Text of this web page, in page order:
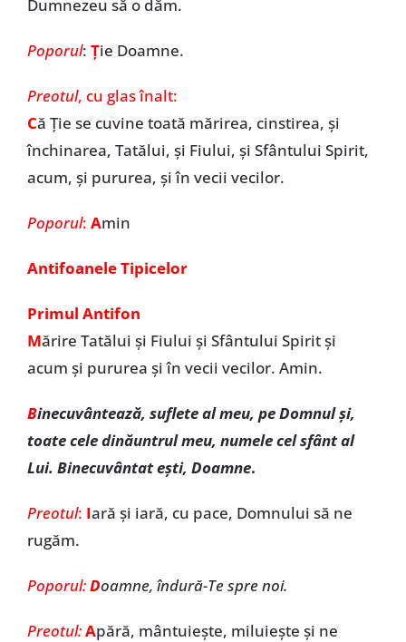
Dumnezeu să o dăm.
Poporul: Ție Doamne.
Preotul, cu glas înalt:
Că Ție se cuvine toată mărirea, cinstirea, și
închinarea, Tatălui, și Fiului, și Sfântului Spirit,
acum, și pururea, și în vecii vecilor.
Poporul: Amin
Antifoanele Tipicelor
Primul Antifon
Mărire Tatălui şi Fiului şi Sfântului Spirit și
acum și pururea și în vecii vecilor. Amin.
Binecuvântează, suflete al meu, pe Domnul şi,
toate cele dinăuntrul meu, numele cel sfânt al
Lui. Binecuvântat eşti, Doamne.
Preotul: Iară şi iară, cu pace, Domnului să ne
rugăm.
Poporul:Doamne, îndură-Te spre noi.
Preotul:Apără, mântuieşte, miluieşte şi ne